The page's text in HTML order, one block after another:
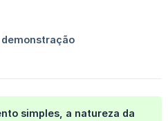
simples, a natureza da